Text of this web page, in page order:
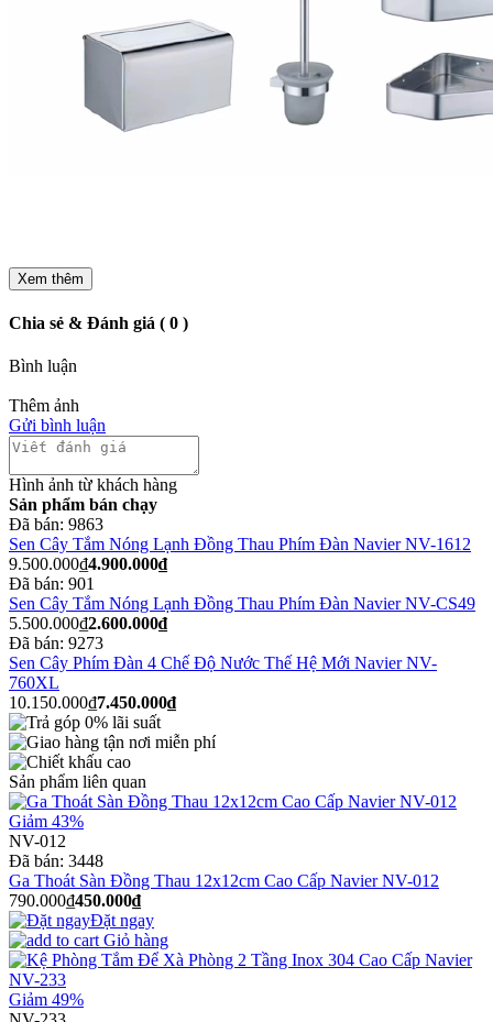
Xem thêm
Chia sẻ & Đánh giá ( 0 )
Bình luận
Thêm ảnh
Gửi bình luận
Hình ảnh từ khách hàng
Sản phẩm bán chạy
Đã bán: 9863
Sen Cây Tắm Nóng Lạnh Đồng Thau Phím Đàn Navier NV-1612
9.500.000₫4.900.000₫
Đã bán: 901
Sen Cây Tắm Nóng Lạnh Đồng Thau Phím Đàn Navier NV-CS49
5.500.000₫2.600.000₫
Đã bán: 9273
Sen Cây Phím Đàn 4 Chế Độ Nước Thế Hệ Mới Navier NV-
760XL
10.150.000₫7.450.000₫
Sản phẩm liên quan
Giảm 43%
NV-012
Đã bán: 3448
Ga Thoát Sàn Đồng Thau 12x12cm Cao Cấp Navier NV-012
790.000₫450.000₫
Đặt ngay
Giỏ hàng
Giảm 49%